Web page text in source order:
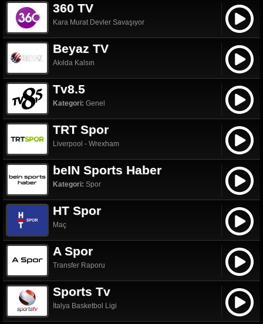
360 TV
Kara Murat Devler Savaşıyor
Beyaz TV
Akılda Kalsın
Tv8.5
Kategori: Genel
TRT Spor
Liverpool - Wrexham
beIN Sports Haber
Kategori: Spor
HT Spor
Maç
A Spor
Transfer Raporu
Sports Tv
İtalya Basketbol Ligi